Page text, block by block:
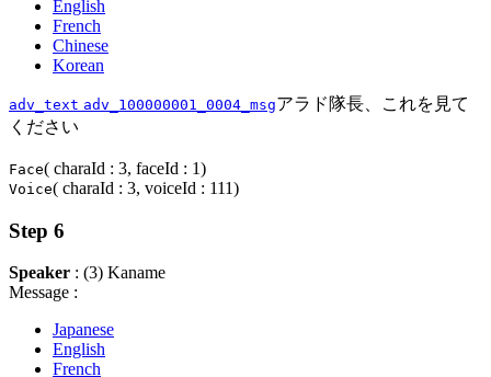
English
French
Chinese
Korean
adv_text adv_100000001_0004_msgアラド隊長、これを見て
ください
Face( charaId : 3, faceId : 1)
Voice( charaId : 3, voiceId : 111)
Step 6
Speaker : (3) Kaname
Message :
Japanese
English
French